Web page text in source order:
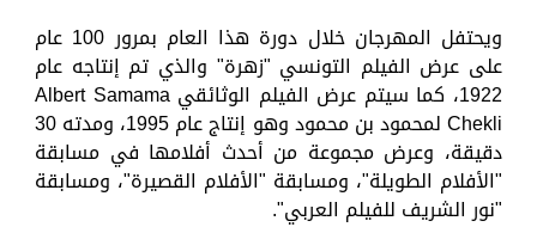
ويحتفل المهرجان خلال دورة هذا العام بمرور 100 عام
على عرض الفيلم التونسي "زهرة" والذي تم إنتاجه عام
1922، كما سيتم عرض الفيلم الوثائقي Albert Samama
Chekli لمحمود بن محمود وهو إنتاج عام 1995، ومدته 30
دقيقة، وعرض مجموعة من أحدث أفلامها في مسابقة
"الأفلام الطويلة"، ومسابقة "الأفلام القصيرة"، ومسابقة
"نور الشريف للفيلم العربي".